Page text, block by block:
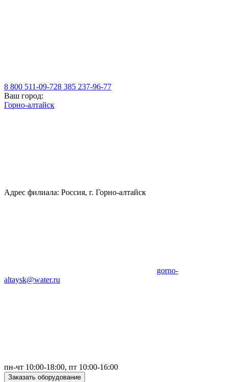
8 800 511-09-728 385 237-96-77
Ваш город:
Горно-алтайск
Адрес филиала: Россия, г. Горно-алтайск
gorno-
altaysk@water.ru
пн-чт 10:00-18:00, пт 10:00-16:00
Заказать оборудование